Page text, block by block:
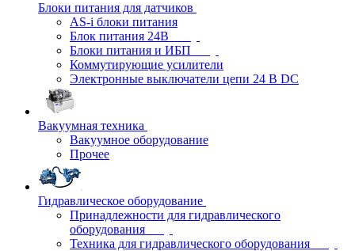
Блоки питания для датчиков
AS-i блоки питания
Блок питания 24В
Блоки питания и ИБП
Коммутирующие усилители
Электронные выключатели цепи 24 В DC
Вакуумная техника
Вакуумное оборудование
Прочее
Гидравлическое оборудование
Принадлежности для гидравлического
оборудования
Техника для гидравлического оборудования